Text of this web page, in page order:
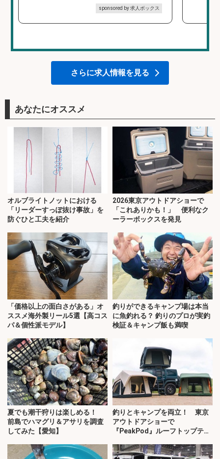
sponsored by 求人ボックス
さらに求人情報を見る
あなたにオススメ
オルブライトノットにおける
「リーダーすっぽ抜け事故」を
防ぐひと工夫を紹介
2026東京アウトドアショーで
「これありかも！」 便利なク
ーラーボックスを発見
「価格以上の面白さがある」オ
ススメ海外製リール5選【高コス
パ＆個性派モデル】
釣りができるキャンプ場は本当
に魚釣れる？ 釣りのプロが実釣
検証＆キャンプ飯も満喫
夏でも潮干狩りは楽しめる！
前島でハマグリ＆アサリを調査
してみた【愛知】
釣りとキャンプを両立！ 東京
アウトドアショーで
『PeakPod』ルーフトップテン